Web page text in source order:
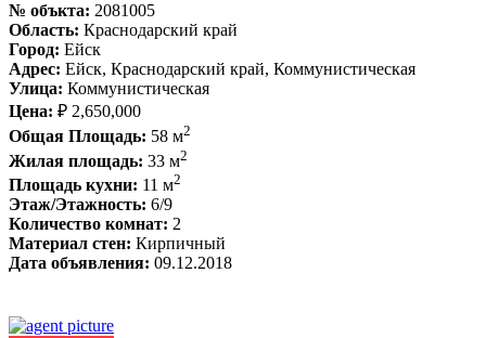
№ объкта: 2081005
Область: Краснодарский край
Город: Ейск
Адрес: Ейск, Краснодарский край, Коммунистическая
Улица: Коммунистическая
Цена: ₽ 2,650,000
Общая Площадь: 58 м2
Жилая площадь: 33 м2
Площадь кухни: 11 м2
Этаж/Этажность: 6/9
Количество комнат: 2
Материал стен: Кирпичный
Дата объявления: 09.12.2018